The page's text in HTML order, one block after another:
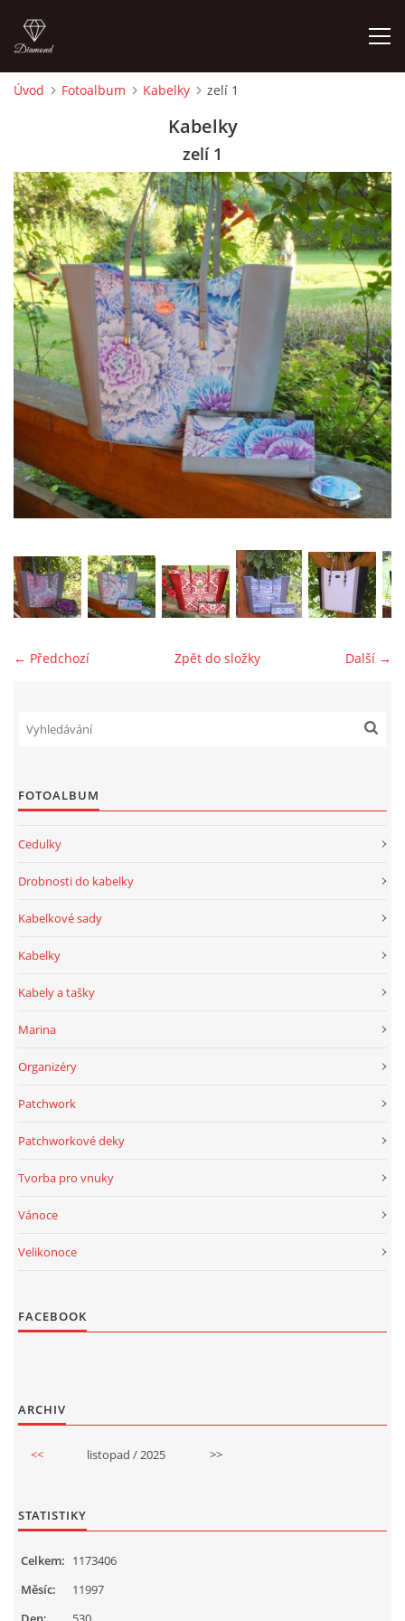
CEDULKY
MOJE POSLEDNÍ PRÁCE
jk-laguna@seznam.cz
© 2025 eStránky.cz
Úvod Fotoalbum Kabelky zelí 1
Kabelky
zelí 1
← Předchozí Další →
Zpět do složky
FOTOALBUM
Cedulky
Drobnosti do kabelky
Kabelkové sady
Kabelky
Kabely a tašky
Marina
Organizéry
Patchwork
Patchworkové deky
Tvorba pro vnuky
Vánoce
Velikonoce
FACEBOOK
ARCHIV
<< listopad / 2025 >>
STATISTIKY
Celkem: 1173406
Měsíc:
11997